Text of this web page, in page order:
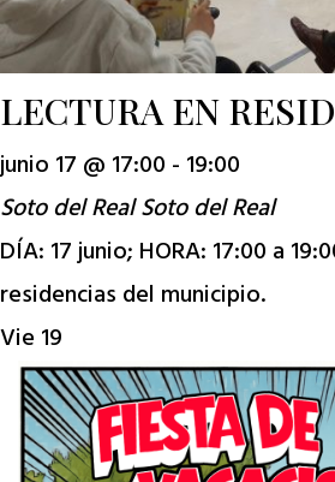
LECTURA EN
junio 17 @ 17:00 - 19:00
Soto del RealSoto del Real
DÍA: 17 junio; HORA: 17:00 a
residencias del municipio.
Vie 19